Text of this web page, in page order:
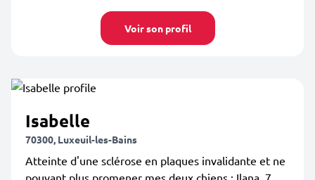
Voir son profil
Isabelle
70300, Luxeuil-les-Bains
Atteinte d'une sclérose en plaques invalidante et ne
pouvant plus promener mes deux chiens : Ilana, 7